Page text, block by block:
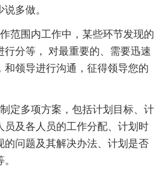
多做。
范围内工作中，某些环节发现的
行分等， 对最重要的、需要迅速
和领导进行沟通，征得领导您的
定多项方案，包括计划目标、计
员及各人员的工作分配、计划时
的问题及其解决办法、计划是否